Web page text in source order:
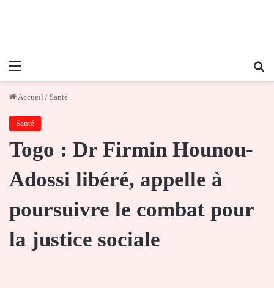
Menu
Accueil / Santé
Santé
Togo : Dr Firmin Hounou-
Adossi libéré, appelle à
poursuivre le combat pour
la justice sociale